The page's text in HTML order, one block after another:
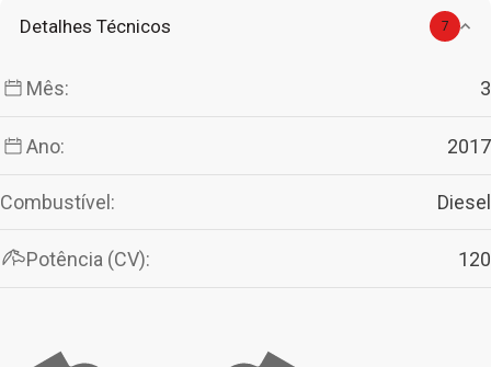
Detalhes Técnicos 7
Mês: 3
Ano: 2017
Combustível: Diesel
Potência (CV): 120